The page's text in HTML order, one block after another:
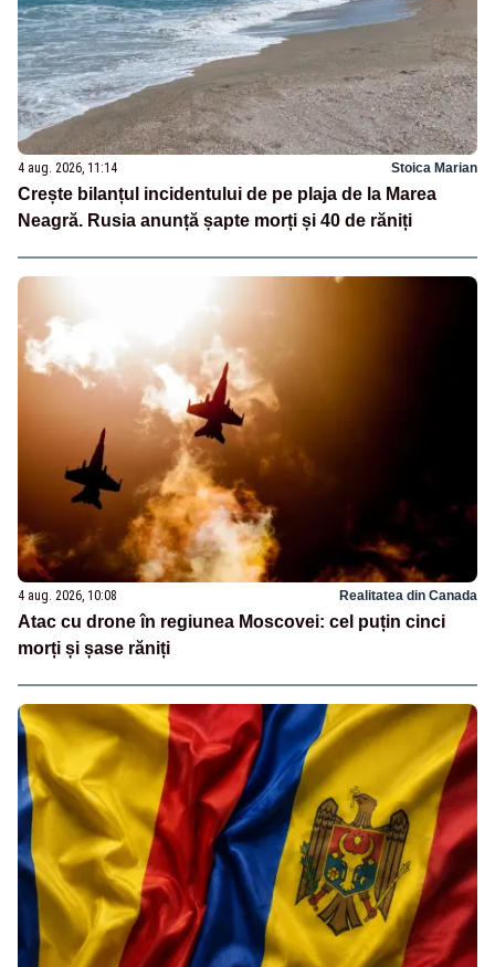
4 aug. 2026, 11:14 Stoica Marian
Crește bilanțul incidentului de pe plaja de la Marea
Neagră. Rusia anunță șapte morți și 40 de răniți
4 aug. 2026, 10:08 Realitatea din Canada
Atac cu drone în regiunea Moscovei: cel puțin cinci
morți și șase răniți